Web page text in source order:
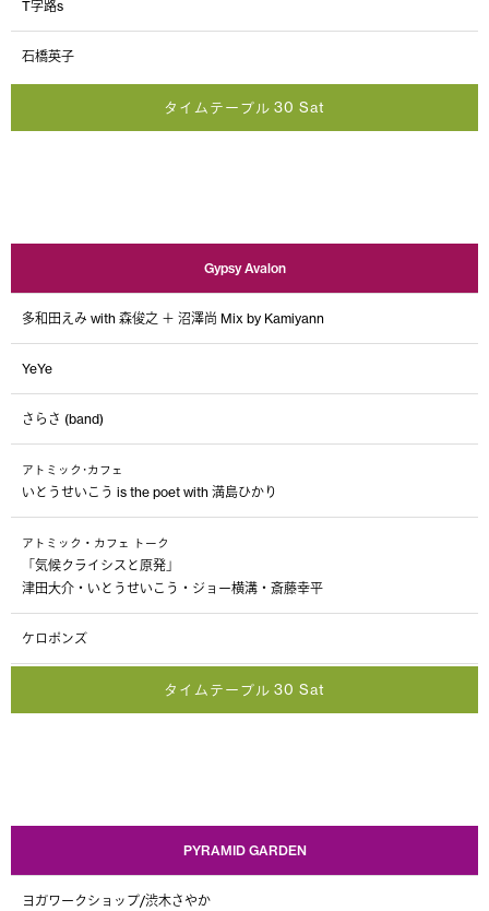
T字路s
石橋英子
タイムテーブル 30 Sat
Gypsy Avalon
多和田えみ with 森俊之 ＋ 沼澤尚 Mix by Kamiyann
YeYe
さらさ (band)
アトミック･カフェ
いとうせいこう is the poet with 満島ひかり
アトミック・カフェ トーク
「気候クライシスと原発」
津田大介・いとうせいこう・ジョー横溝・斎藤幸平
ケロポンズ
タイムテーブル 30 Sat
PYRAMID GARDEN
ヨガワークショップ/渋木さやか